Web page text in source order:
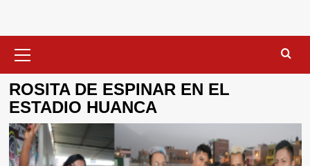
primario
ROSITA DE ESPINAR EN EL
ESTADIO HUANCA